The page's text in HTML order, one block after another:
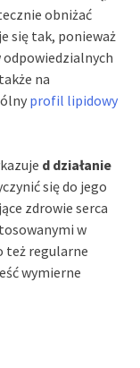
obniżać
się tak, ponieważ
na
profil lipidowy
d działanie
się do jego
zdrowie serca
w
też regularne
wymierne